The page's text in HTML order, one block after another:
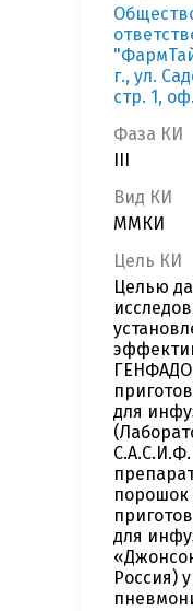
г., ул.
стр. 1,
Фаза КИ
Вид КИ
ММКИ
Цель КИ
Целью
для
порошок
для
Россия)